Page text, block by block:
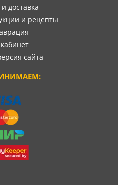
доставка
и рецепты
сайта